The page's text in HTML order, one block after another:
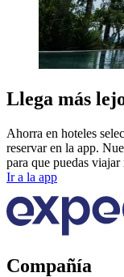
Llega más
Ahorra en hoteles
reservar en la app.
para que puedas
Ir a la app
Compañía